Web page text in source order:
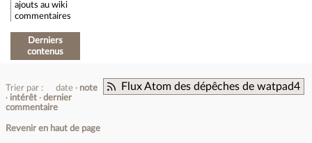
ajouts au wiki
commentaires
Derniers
contenus
Flux Atom des dépêches de watpad4
Trier par : date
note
intérêt
dernier
commentaire
Revenir en haut de page